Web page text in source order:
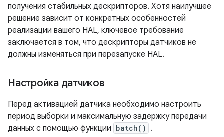
получения стабильных дескрипторов. Хотя наилучшее
решение зависит от конкретных особенностей
реализации вашего HAL, ключевое требование
заключается в том, что дескрипторы датчиков не
должны изменяться при перезапуске HAL.
Настройка датчиков
Перед активацией датчика необходимо настроить
период выборки и максимальную задержку передачи
данных с помощью функции batch()
.